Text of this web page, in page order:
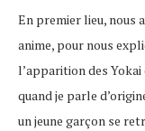
En premier lieu, nous
anime, pour nous
l’apparition des Yokai
quand je parle
un jeune garçon se